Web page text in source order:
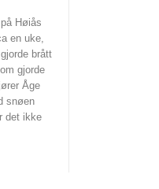
Høiås
en uke,
brått
gjorde
Åge
snøen
det ikke